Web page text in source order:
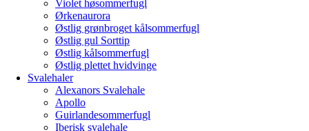
Violet høsommerfugl
Ørkenaurora
Østlig grønbroget kålsommerfugl
Østlig gul Sorttip
Østlig kålsommerfugl
Østlig plettet hvidvinge
Svalehaler
Alexanors Svalehale
Apollo
Guirlandesommerfugl
Iberisk svalehale